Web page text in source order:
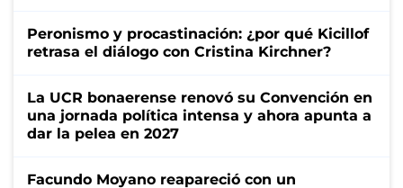
Peronismo y procastinación: ¿por qué Kicillof
retrasa el diálogo con Cristina Kirchner?
La UCR bonaerense renovó su Convención en
una jornada política intensa y ahora apunta a
dar la pelea en 2027
Facundo Moyano reapareció con un